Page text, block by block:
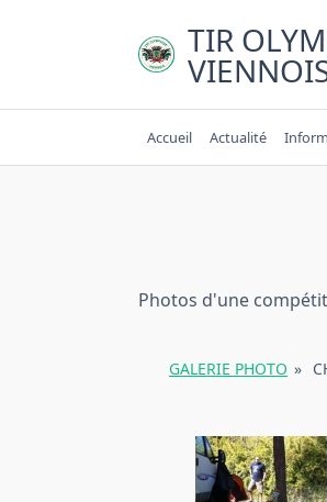
TIR
Accueil Actualité
Photos d'une
GALERIE PHOTO »